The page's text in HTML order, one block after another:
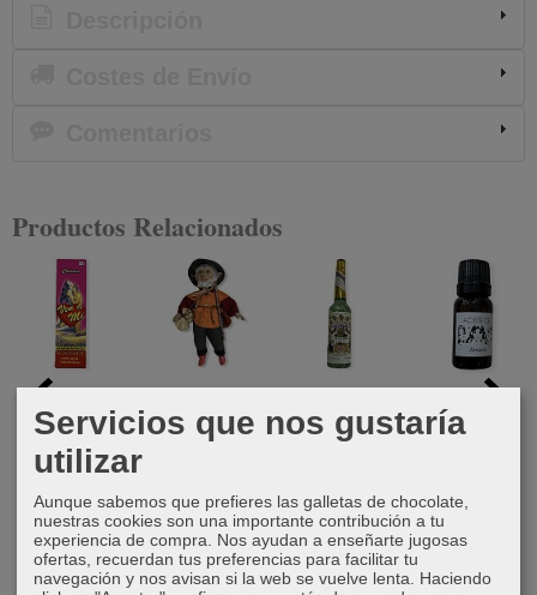
Productos Relacionados
a mí
18,00 €
46,52 €
colonia
florida
10,00 €
Almizcle
Servicios que nos gustaría
utilizar
Aunque sabemos que prefieres las galletas de chocolate,
nuestras cookies son una importante contribución a tu
experiencia de compra. Nos ayudan a enseñarte jugosas
ofertas, recuerdan tus preferencias para facilitar tu
navegación y nos avisan si la web se vuelve lenta. Haciendo